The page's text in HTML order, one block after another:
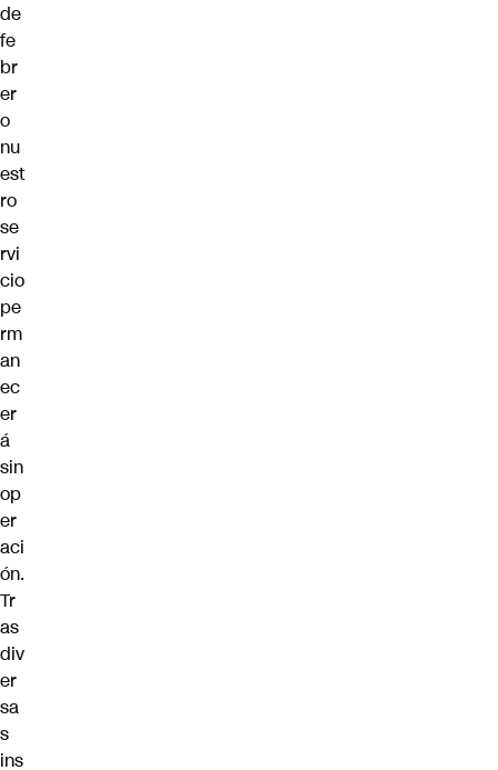
de
fe
br
er
o
nu
est
ro
se
rvi
cio
pe
rm
an
ec
er
á
sin
op
er
aci
ón.
Tr
as
div
er
sa
s
ins